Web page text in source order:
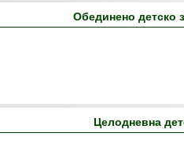
Обединено
Целодневна